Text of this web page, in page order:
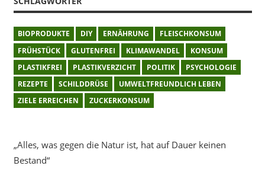
BIOPRODUKTE DIY ERNÄHRUNG
FLEISCHKONSUM
FRÜHSTÜCK
GLUTENFREI KLIMAWANDEL
KONSUM
PLASTIKFREI
PLASTIKVERZICHT POLITIK
PSYCHOLOGIE
REZEPTE
SCHILDDRÜSE
UMWELTFREUNDLICH LEBEN
ZIELE ERREICHEN
ZUCKERKONSUM
„Alles, was gegen die Natur ist, hat auf Dauer keinen
Bestand“